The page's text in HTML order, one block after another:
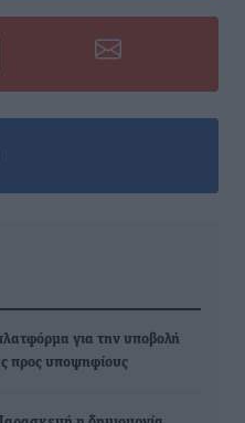
για την υποβολή
προς υποψηφίους